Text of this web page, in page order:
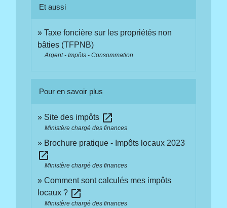
Et aussi
Taxe foncière sur les propriétés non
bâties (TFPNB)
Argent - Impôts - Consommation
Pour en savoir plus
Site des impôts open_in_new
Ministère chargé des finances
Brochure pratique - Impôts locaux 2023
open_in_new
Ministère chargé des finances
Comment sont calculés mes impôts
locaux ? open_in_new
Ministère chargé des finances